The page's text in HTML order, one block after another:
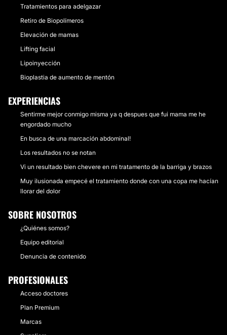
Tratamientos para adelgazar
Retiro de Biopolímeros
Elevación de mamas
Lifting facial
Lipoinyección
Bioplastia de aumento de mentón
EXPERIENCIAS
Sentirme mejor conmigo misma ya q despues que fui mama me he
engordado mucho
En busca de una marcación abdominal!
Los resultados no se notan
Vi un resultado bien chevere en mi tratamento de la barriga y brazos
Muy ilusionada empecé el tratamiento donde con una copa me hacían
llorar del dolor
SOBRE NOSOTROS
¿Quiénes somos?
Equipo editorial
Denuncia de contenido
PROFESIONALES
Acceso doctores
Plan Premium
Marcas